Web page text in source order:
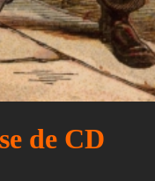
de CD